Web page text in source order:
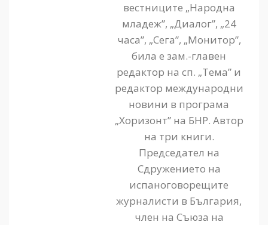
вестниците „Народна
младеж”, „Диалог”, „24
часа”, „Сега”, „Монитор”,
била е зам.-главен
редактор на сп. „Тема” и
редактор международни
новини в програма
„Хоризонт” на БНР. Автор
на три книги.
Председател на
Сдружението на
испаноговорещите
журналисти в България,
член на Съюза на